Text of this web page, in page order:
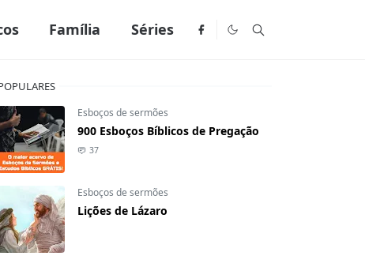
Família Séries
Esboços de sermões
900 Esboços Bíblicos de Pregação
37
Esboços de sermões
Lições de Lázaro